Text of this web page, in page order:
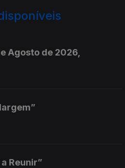
Agosto de 2026,
Reunir”